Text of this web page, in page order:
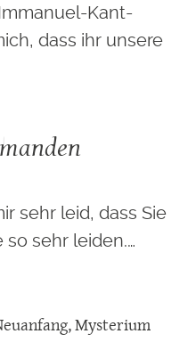
Kant-
dass ihr unsere
sehr leid, dass Sie
sehr leiden.…
,Mysterium